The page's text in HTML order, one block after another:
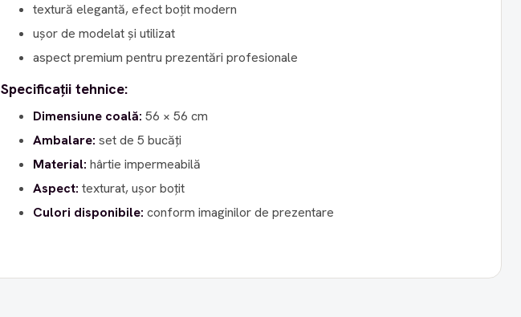
textură elegantă, efect boțit modern
ușor de modelat și utilizat
aspect premium pentru prezentări profesionale
Specificații tehnice:
Dimensiune coală: 56 × 56 cm
Ambalare: set de 5 bucăți
Material: hârtie impermeabilă
Aspect: texturat, ușor boțit
Culori disponibile: conform imaginilor de prezentare